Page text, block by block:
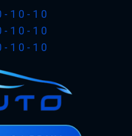
10-10
10-10
10-10